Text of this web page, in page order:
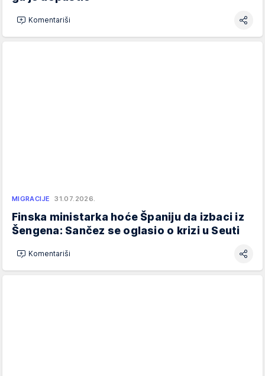
Komentariši
MIGRACIJE 31.07.2026.
Finska ministarka hoće Španiju da izbaci iz
Šengena: Sančez se oglasio o krizi u Seuti
Komentariši